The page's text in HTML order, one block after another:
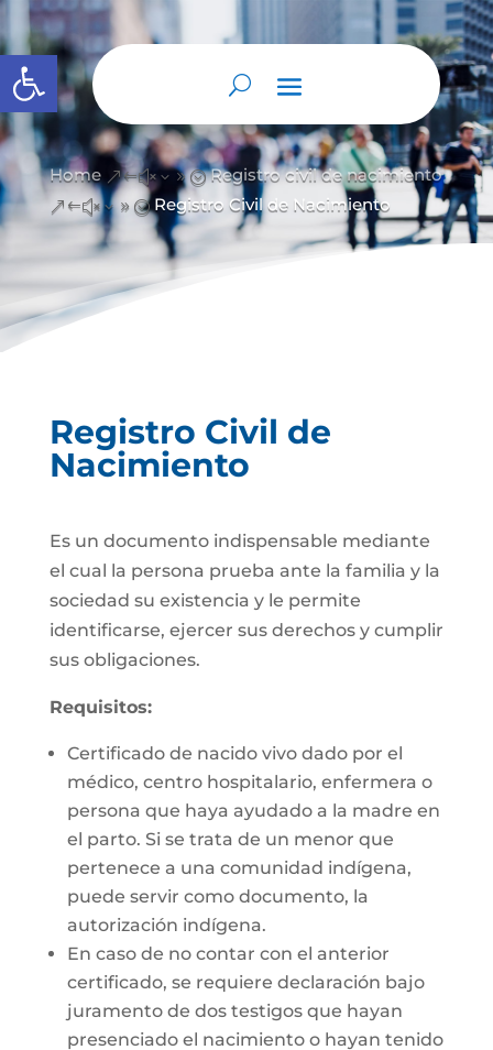
Abrir barra de herramientas
Home &#x39; Registro civil de nacimiento
&#x39; Registro Civil de Nacimiento
Registro Civil de
Nacimiento
Es un documento indispensable mediante
el cual la persona prueba ante la familia y la
sociedad su existencia y le permite
identificarse, ejercer sus derechos y cumplir
sus obligaciones.
Requisitos:
Certificado de nacido vivo dado por el
médico, centro hospitalario, enfermera o
persona que haya ayudado a la madre en
el parto. Si se trata de un menor que
pertenece a una comunidad indígena,
puede servir como documento, la
autorización indígena.
En caso de no contar con el anterior
certificado, se requiere declaración bajo
juramento de dos testigos que hayan
presenciado el nacimiento o hayan tenido